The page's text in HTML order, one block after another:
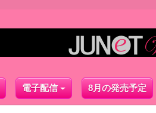
電子配信 8月の発売予定